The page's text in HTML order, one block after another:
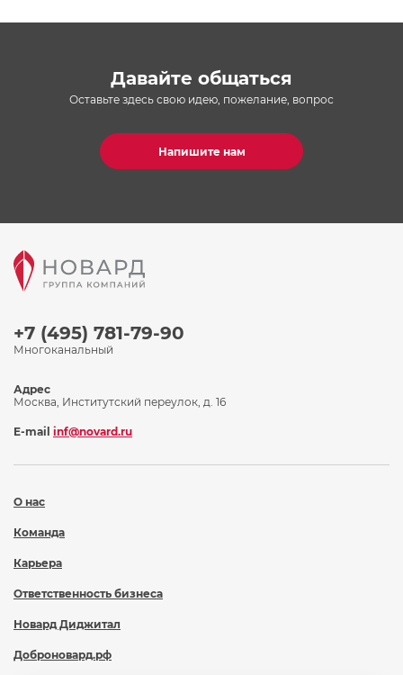
Давайте общаться
Оставьте здесь свою идею, пожелание, вопрос
Напишите нам
+7 (495) 781-79-90
Многоканальный
О нас
Команда
Карьера
Ответственность бизнеса
Новард Диджитал
Доброновард.рф
Адрес
Москва, Институтский переулок, д. 16
E-mail inf@novard.ru